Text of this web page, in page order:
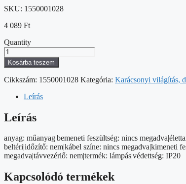
SKU: 1550001028
4 089 Ft
Quantity
LED
fekete,
szögletes
lámpás,
AAA,
beltéri,
mennyiség
Kosárba teszem
Cikkszám: 1550001028 Kategória: Karácsonyi világítás,
Leírás
Leírás
anyag: műanyag|bemeneti feszültség: nincs
beltéri|időzítő: nem|kábel színe: nincs megadva|kimeneti
megadva|távvezérlő: nem|termék: lámpás|védettség: IP20
Kapcsolódó termékek